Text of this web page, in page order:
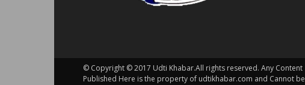
© Copyright © 2017 Udti Khabar.All rights reserved. Any Content
Published Here is the property of udtikhabar.com and Cannot be